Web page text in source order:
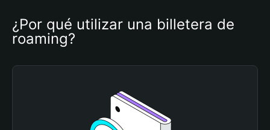
¿Por qué utilizar una billetera de
roaming?